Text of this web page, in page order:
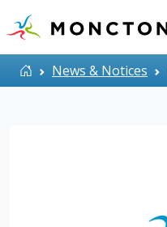
Accueil
News & Notices